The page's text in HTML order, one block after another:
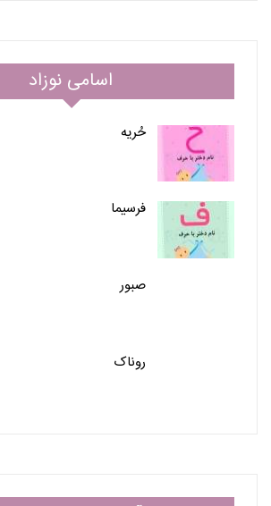
اسامی نوزاد
حُریه
فرسیما
صبور
روناک